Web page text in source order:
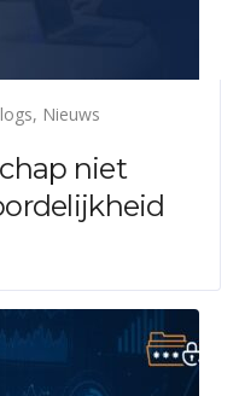
, Nieuws
niet